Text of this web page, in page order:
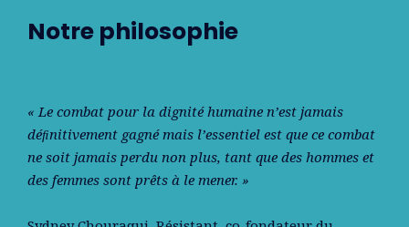
Notre philosophie
« Le combat pour la dignité humaine n’est jamais
déﬁnitivement gagné mais l’essentiel est que ce combat
ne soit jamais perdu non plus, tant que des hommes et
des femmes sont prêts à le mener. »